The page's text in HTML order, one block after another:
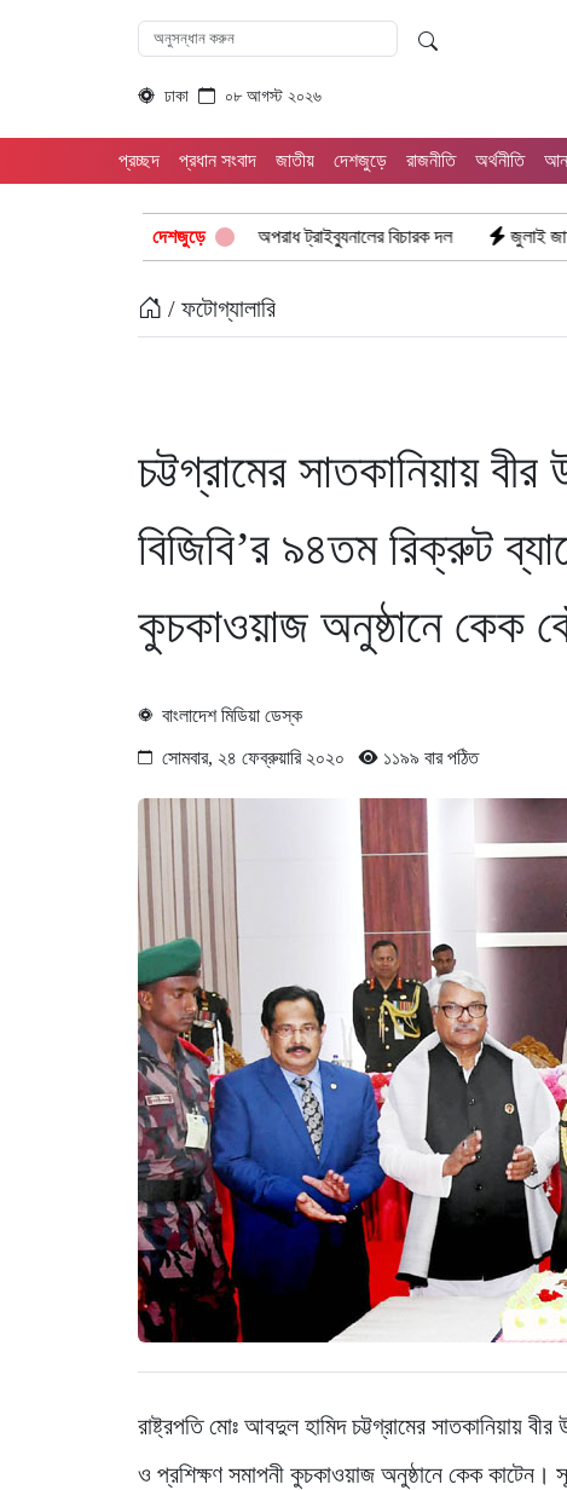
ঢাকা ০৮ আগস্ট ২০২৬
প্রচ্ছদ প্রধান সংবাদ জাতীয় দেশজুড়ে রাজনীতি অর্থনীতি
দেশজুড়ে
পরিদর্শনে আন্তর্জাতিক অপরাধ ট্রাইব্যুনালের বিচারক দল জুলাই জাদুঘরে দলীয়
/ ফটোগ্যালারি
চট্টগ্রামের সাতকানিয়ায়
বিজিবি’র ৯৪তম রিক্রুট
কুচকাওয়াজ অনুষ্ঠানে কেক
বাংলাদেশ মিডিয়া ডেস্ক
সোমবার, ২৪ ফেব্রুয়ারি ২০২০ ১১৯৯ বার পঠিত
রাষ্ট্রপতি মোঃ আবদুল হামিদ চট্টগ্রামের সাতকানিয়ায়
ও প্রশিক্ষণ সমাপনী কুচকাওয়াজ অনুষ্ঠানে কেক কাটেন।